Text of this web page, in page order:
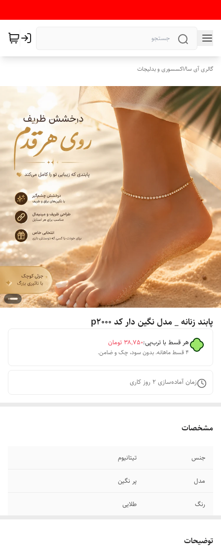
گالری آی سا/اکسسوری و بدلیجات
پابند زنانه _ مدل نگین دار کد p2000
هر قسط با ترب‌پی:۳۸٬۷۵۰ تومان
۴ قسط ماهانه. بدون سود، چک و ضامن.
زمان آماده‌سازی 2 روز کاری
مشخصات
جنس تیتانیوم
مدل پر نگین
رنگ طلایی
توضیحات